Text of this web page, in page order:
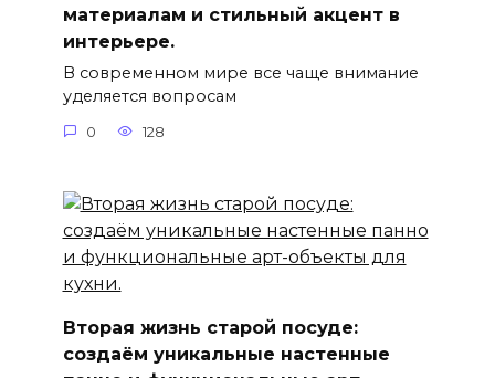
материалам и стильный акцент в
интерьере.
В современном мире все чаще внимание
уделяется вопросам
0 128
Вторая жизнь старой посуде:
создаём уникальные настенные